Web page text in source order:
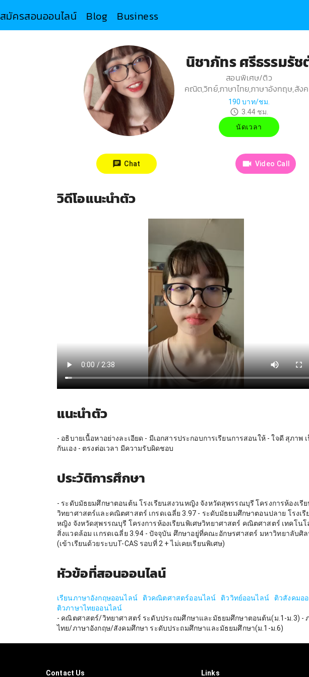
สมัครสอนออนไลน์ Blog Business
นิชาภัทร ศรีธรรมรัช
สอนพิเศษ/ติว
คณิต,วิทย์,ภาษาไทย,ภาษาอังกฤษ,สัง
190 บาท/ชม.
3.44 ชม.
นัดเวลา
Chat Video Call
วิดีโอแนะนำตัว
แนะนำตัว
- อธิบายเนื้อหาอย่างละเอียด - มีเอกสารประกอบการเรียนการสอนให้ - ใจดี สุภาพ
กันเอง - ตรงต่อเวลา มีความรับผิดชอบ
ประวัติการศึกษา
- ระดับมัธยมศึกษาตอนต้น โรงเรียนสงวนหญิง จังหวัดสุพรรณบุรี โครงการห้องเรี
วิทยาศาสตร์และคณิตศาสตร์ เกรดเฉลี่ย 3.97 - ระดับมัธยมศึกษาตอนปลาย โรงเรี
หญิง จังหวัดสุพรรณบุรี โครงการห้องเรียนพิเศษวิทยาศาสตร์ คณิตศาสตร์ เทคโน
สิ่งแวดล้อม เเกรดเฉลี่ย 3.94 - ปัจจุบัน ศึกษาอยู่ที่คณะอักษรศาสตร์ มหาวิทยาลับศิ
(เข้าเรียนด้วยระบบT-CAS รอบที่ 2 + ไม่เคยเรียนพิเศษ)
หัวข้อที่สอนออนไลน์
เรียนภาษาอังกฤษออนไลน์ ติวคณิตศาสตร์ออนไลน์ ติววิทย์ออนไลน์
ติวสังคมอ
ติวภาษาไทยออนไลน์
- คณิตศาสตร์/วิทยาศาสตร์ ระดับประถมศึกษาและมัธยมศึกษาตอนต้น(ม.1-ม.3) -
ไทย/ภาษาอังกฤษ/สังคมศึกษา ระดับประถมศึกษาและมัธยมศึกษา(ม.1-ม.6)
Contact Us Links